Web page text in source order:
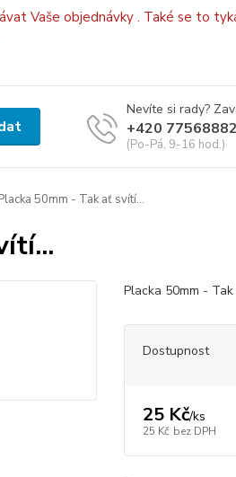
Vaše objednávky . Také se to
Nevíte si rady?
+420
(Po-Pá, 9-16 hod.)
50mm - Tak ať svítí...
Placka 50mm - Tak
Dostupnost
25 Kč/ks
25 Kč bez DPH